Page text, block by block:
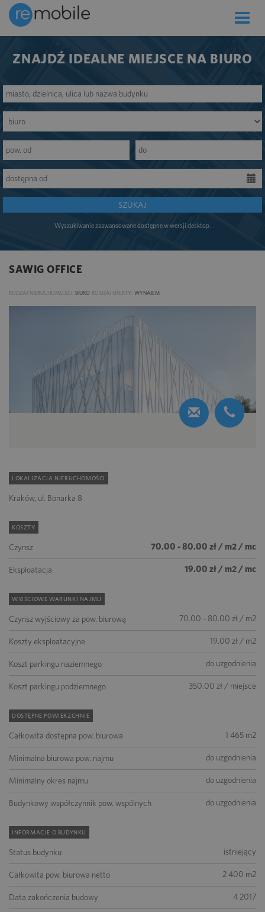
Toggle
ZNAJDŹ IDEALNE MIEJSCE NA BIURO
SZUKAJ
Wyszukiwanie zaawansowane dostępne w wersji desktop.
SAWIG OFFICE
RODZAJ NIERUCHOMOŚCI: BIURO RODZAJ OFERTY: WYNAJEM
LOKALIZACJA NIERUCHOMOŚCI
Kraków, ul. Bonarka 8
KOSZTY
Czynsz 70.00 - 80.00 zł / m2 / mc
Eksploatacja 19.00 zł / m2 / mc
WYJŚCIOWE WARUNKI NAJMU
Czynsz wyjściowy za pow. biurową 70.00 - 80.00 zł / m2
Koszty eksploatacyjne 19.00 zł / m2
Koszt parkingu naziemnego do uzgodnienia
Koszt parkingu podziemnego 350.00 zł / miejsce
DOSTĘPNE POWIERZCHNIE
Całkowita dostępna pow. biurowa 1 465 m2
Minimalna biurowa pow. najmu do uzgodnienia
Minimalny okres najmu do uzgodnienia
Budynkowy współczynnik pow. wspólnych do uzgodnienia
INFORMACJE O BUDYNKU
Status budynku istniejący
Całkowita pow. biurowa netto 2 400 m2
Data zakończenia budowy 4 2017